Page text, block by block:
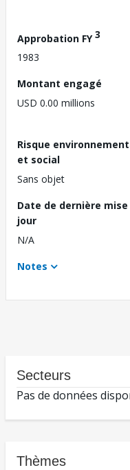
Approbation FY3
1983
Montant engagé
USD 0.00 millions
Risque
et social
Sans objet
Date de dernière mise
jour
N/A
Notes
Secteurs
Pas de données
Thèmes